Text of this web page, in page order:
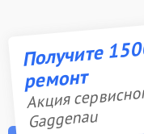
Получите
ремонт
Акция
Gaggenau